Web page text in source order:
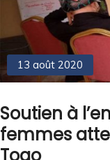
13 août 2020
Soutien à
femmes
Togo